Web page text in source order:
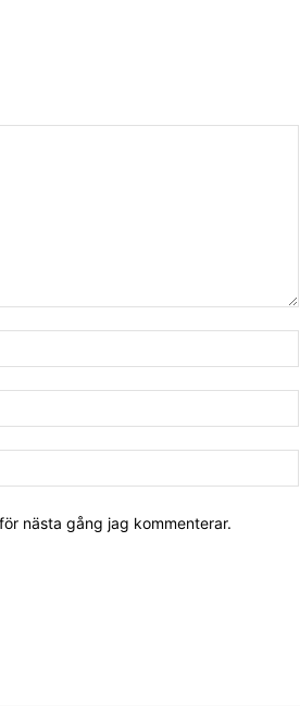
nästa gång jag kommenterar.